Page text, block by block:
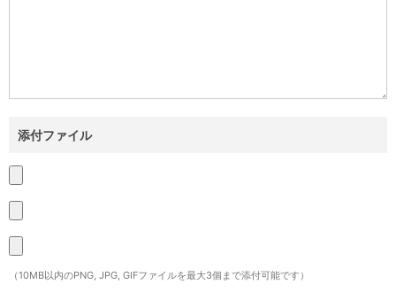
添付ファイル
（10MB以内のPNG, JPG, GIFファイルを最大3個まで添付可能です）